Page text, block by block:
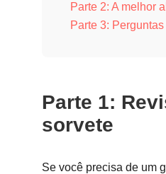
Parte 2: A melhor
Parte 3:
Parte 1:
sorvete
Se você precisa de um